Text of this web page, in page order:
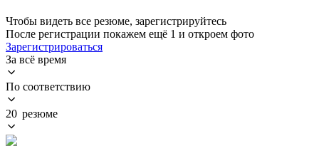
Чтобы видеть все резюме, зарегистрируйтесь
После регистрации покажем ещё 1 и откроем фото
Зарегистрироваться
За всё время
По соответствию
20 резюме